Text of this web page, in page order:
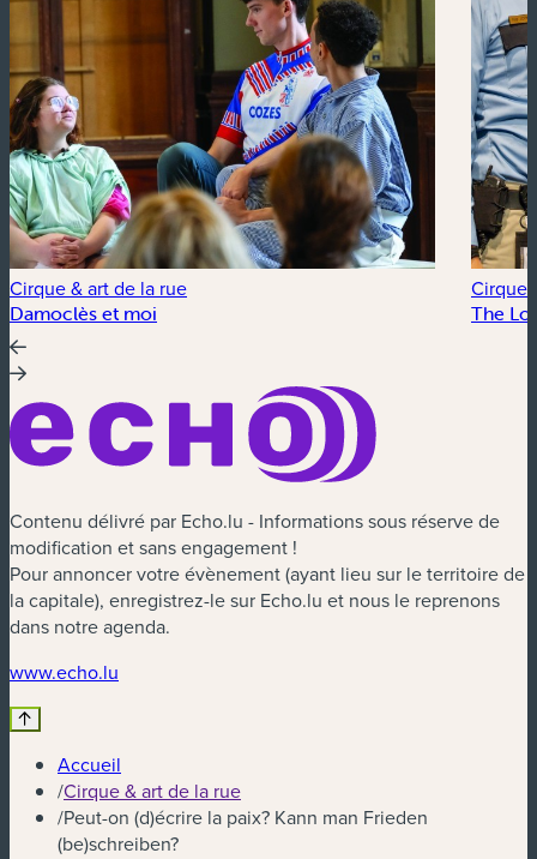
Cirque & art de la rue
Damoclès et moi
Cirque
The
Contenu délivré par Echo.lu - Informations sous réserve de
modification et sans engagement !
Pour annoncer votre évènement (ayant lieu sur le territoire de
la capitale), enregistrez-le sur Echo.lu et nous le reprenons
dans notre agenda.
www.echo.lu
Accueil
/Cirque & art de la rue
/Peut-on (d)écrire la paix? Kann man Frieden
(be)schreiben?